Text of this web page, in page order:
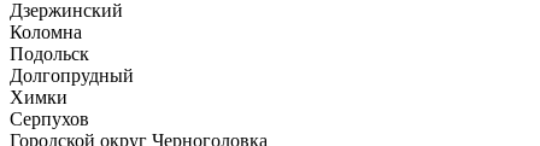
Дзержинский
Коломна
Подольск
Долгопрудный
Химки
Серпухов
Городской округ Черноголовка